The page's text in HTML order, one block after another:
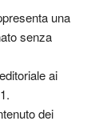
una
senza
ai
dei